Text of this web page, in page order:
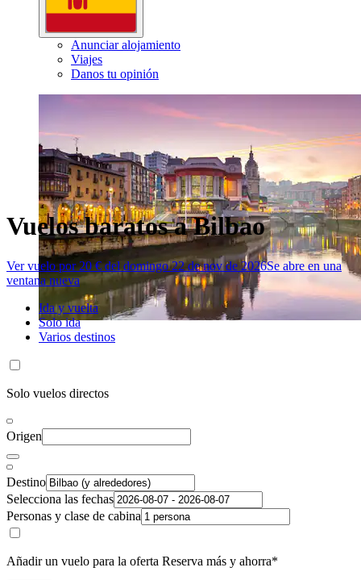
Anunciar alojamiento
Viajes
Danos tu opinión
Vuelos baratos a Bilbao
Ver vuelo por 20 € del domingo 22 de nov de 2026Se abre en una
ventana nueva
Ida y vuelta
Solo ida
Varios destinos
Solo vuelos directos
Origen
Destino
Selecciona las fechas
Personas y clase de cabina
Añadir un vuelo para la oferta Reserva más y ahorra*